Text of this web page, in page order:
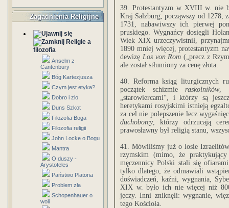
Zagadnienia Religijne
Religie a
filozofia
Anselm z
Cantenbury
Bóg Kartezjusza
Czym jest etyka?
Dobro i zlo
Duns Szkot
Filozofia Boga
Filozofia religii
John Locke o Bogu
Mantra
O duszy -
Arystoteles
Państwo Platona
Problem zła
Schopenhauer o
woli
39. Protestantyzm w XVIII w. nie
Kraj Salzburg, począwszy od 1278,
1731, nabawiwszy ich pierwej
pruskiego. Wygnańcy dosięgli
Wiek XIX urzeczywistnił,
1890 mniej więcej, protestantyzm
dewizę Los von Rom („precz z
ale został stłumiony za cenę złota.
40. Reforma ksiąg liturgicznych
początek schizmieraskolników,
„starowiercami“, i którzy są
heretykami rosyjskimi istnieją
za cel nie polepszenie lecz
duchoborcy, którzy odrzucają
prawosławny był religią stanu,
41. Mówiliśmy już o losie
rzymskim (mimo, że
męczennicy Polski stali się
tylko dlatego, że odmawiali
doświadczeń, kaźni, wygnania,
XIX w. było ich nie więcej niż
jęczy. Inni zniknęli: wygnanie,
tego Kościoła.